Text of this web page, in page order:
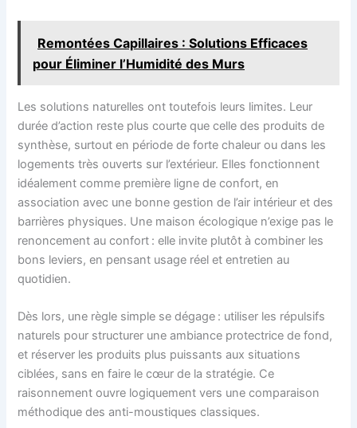
Remontées Capillaires : Solutions Efficaces
pour Éliminer l’Humidité des Murs
Les solutions naturelles ont toutefois leurs limites. Leur
durée d’action reste plus courte que celle des produits de
synthèse, surtout en période de forte chaleur ou dans les
logements très ouverts sur l’extérieur. Elles fonctionnent
idéalement comme première ligne de confort, en
association avec une bonne gestion de l’air intérieur et des
barrières physiques. Une maison écologique n’exige pas le
renoncement au confort : elle invite plutôt à combiner les
bons leviers, en pensant usage réel et entretien au
quotidien.
Dès lors, une règle simple se dégage : utiliser les répulsifs
naturels pour structurer une ambiance protectrice de fond,
et réserver les produits plus puissants aux situations
ciblées, sans en faire le cœur de la stratégie. Ce
raisonnement ouvre logiquement vers une comparaison
méthodique des anti-moustiques classiques.